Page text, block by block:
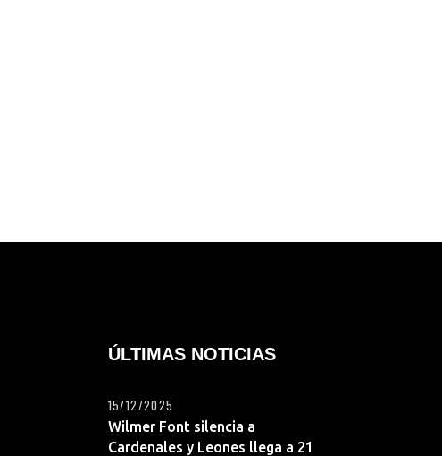
ÚLTIMAS NOTICIAS
Wilmer Font silencia a
Cardenales y Leones llega a 21
15/12/2025